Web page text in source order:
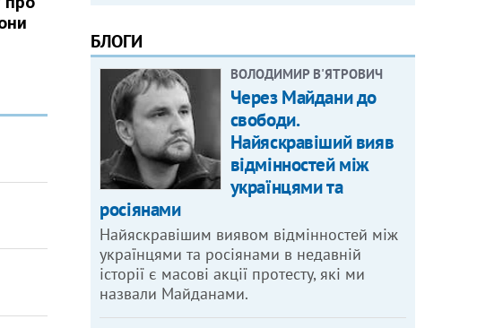
БЛОГИ
ВОЛОДИМИР В'ЯТРОВИЧ
Через Майдани до
свободи.
Найяскравіший вияв
відмінностей між
українцями та
росіянами
Найяскравішим виявом відмінностей між
українцями та росіянами в недавній
історії є масові акції протесту, які ми
назвали Майданами.